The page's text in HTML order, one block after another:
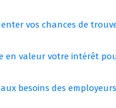
vos chances de
en valeur votre intérêt
besoins des